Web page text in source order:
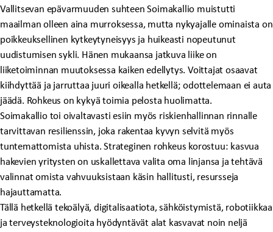
Vallitsevan epävarmuuden suhteen Soimakallio muistutti
maailman olleen aina murroksessa, mutta nykyajalle ominaista on
poikkeuksellinen kytkeytyneisyys ja huikeasti nopeutunut
uudistumisen sykli. Hänen mukaansa jatkuva liike on
liiketoiminnan muutoksessa kaiken edellytys. Voittajat osaavat
kiihdyttää ja jarruttaa juuri oikealla hetkellä; odottelemaan ei auta
jäädä. Rohkeus on kykyä toimia pelosta huolimatta.
Soimakallio toi oivaltavasti esiin myös riskienhallinnan rinnalle
tarvittavan resilienssin, joka rakentaa kyvyn selvitä myös
tuntemattomista uhista. Strateginen rohkeus korostuu: kasvua
hakevien yritysten on uskallettava valita oma linjansa ja tehtävä
valinnat omista vahvuuksistaan käsin hallitusti, resursseja
hajauttamatta.
Tällä hetkellä tekoälyä, digitalisaatiota, sähköistymistä, robotiikkaa
ja terveysteknologioita hyödyntävät alat kasvavat noin neljä